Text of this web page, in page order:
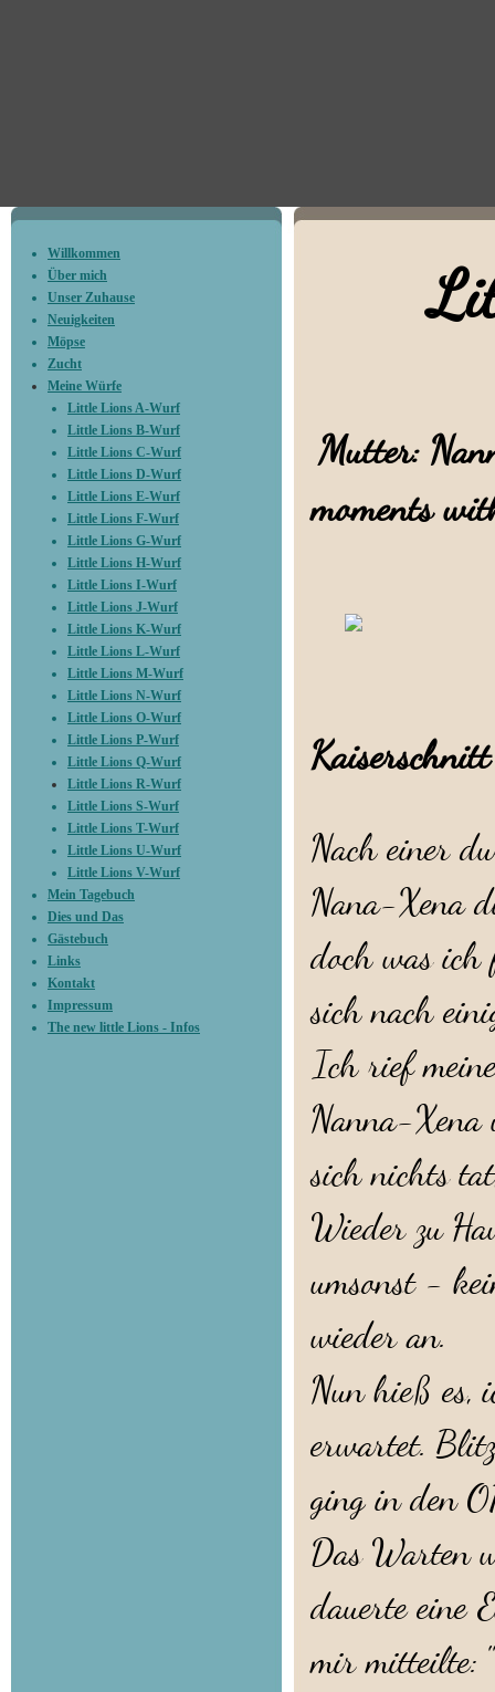
Willkommen
Über mich
Unser Zuhause
Neuigkeiten
Möpse
Zucht
Meine Würfe
Little Lions A-Wurf
Little Lions B-Wurf
Little Lions C-Wurf
Little Lions D-Wurf
Little Lions E-Wurf
Little Lions F-Wurf
Little Lions G-Wurf
Little Lions H-Wurf
Little Lions I-Wurf
Little Lions J-Wurf
Little Lions K-Wurf
Little Lions L-Wurf
Little Lions M-Wurf
Little Lions N-Wurf
Little Lions O-Wurf
Little Lions P-Wurf
Little Lions Q-Wurf
Little Lions R-Wurf
Little Lions S-Wurf
Little Lions T-Wurf
Little Lions U-Wurf
Little Lions V-Wurf
Mein Tagebuch
Dies und Das
Gästebuch
Links
Kontakt
Impressum
The new little Lions - Infos
Mutter:
moments
Kaiserschnitt
Nach einer
Nana-Xena
doch was ich
sich nach
Ich rief
Nanna-Xena
sich nichts
Wieder zu
umsonst -
wieder an.
Nun hieß es,
erwartet.
ging in den
Das Warten
dauerte eine
mir mitteilte: